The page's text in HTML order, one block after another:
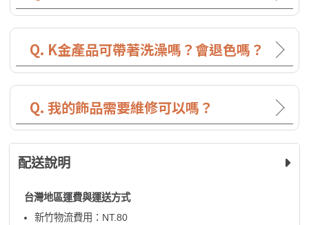
Q. K金產品可帶著洗澡嗎？會退色嗎？
Q. 我的飾品需要維修可以嗎？
配送說明
台灣地區運費與運送方式
新竹物流費用：NT.80